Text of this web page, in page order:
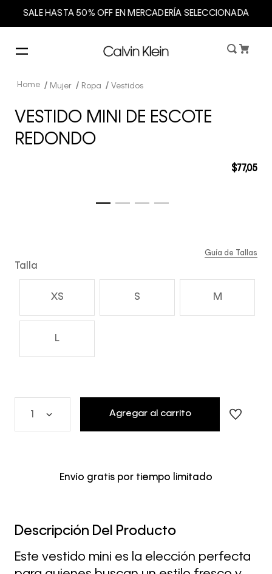
SALE HASTA 50% OFF EN MERCADERÍA SELECCIONADA
Mujer Ropa Vestidos
VESTIDO MINI DE ESCOTE
REDONDO
$77,05
Talla
XS S M
L
Guía de Tallas
Agregar al carrito
Envío gratis por tiempo limitado
Descripción Del Producto
Este vestido mini es la elección perfecta